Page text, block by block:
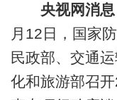
央视网消息
月12日，国家
民政部、交通
化和旅游部召